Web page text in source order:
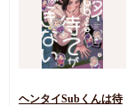
ヘンタイSubくんは待